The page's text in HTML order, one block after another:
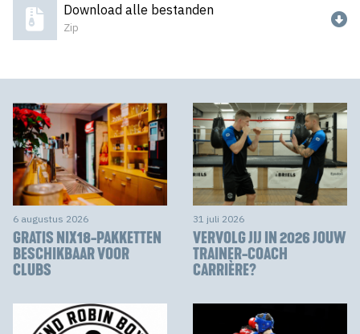
Download alle bestanden
Zip
6 augustus 2026
GRATIS NIX18-PAKKETTEN
BESCHIKBAAR VOOR
CLUBS
31 juli 2026
VERVOLG JIJ IN 2026 JOUW
TRAINER-COACH
CARRIÈRE?